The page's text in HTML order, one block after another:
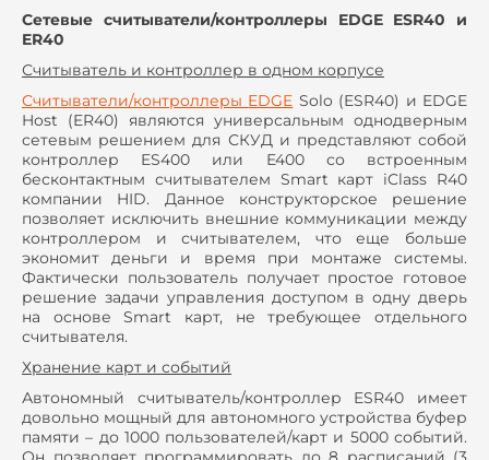
Сетевые считыватели/контроллеры EDGE ESR40 и
ER40
Считыватель и контроллер в одном корпусе
Считыватели/контроллеры EDGE Solo (ESR40) и EDGE
Host (ER40) являются универсальным однодверным
сетевым решением для СКУД и представляют собой
контроллер ES400 или E400 со встроенным
бесконтактным считывателем Smart карт iClass R40
компании HID. Данное конструкторское решение
позволяет исключить внешние коммуникации между
контроллером и считывателем, что еще больше
экономит деньги и время при монтаже системы.
Фактически пользователь получает простое готовое
решение задачи управления доступом в одну дверь
на основе Smart карт, не требующее отдельного
считывателя.
Хранение карт и событий
Автономный считыватель/контроллер ESR40 имеет
довольно мощный для автономного устройства буфер
памяти – до 1000 пользователей/карт и 5000 событий.